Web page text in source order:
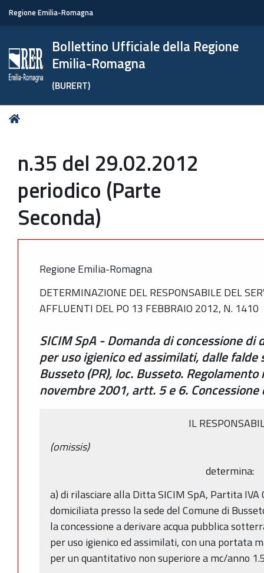
Regione Emilia-Romagna
Bollettino Ufficiale della Regione
Emilia-Romagna
(BURERT)
Tu
n.35 del 29.02.2012
periodico (Parte
Seconda)
Regione Emilia-Romagna
DETERMINAZIONE DEL RESPONSABILE DEL
AFFLUENTI DEL PO 13 FEBBRAIO 2012, N. 1410
SICIM SpA - Domanda di concessione
per uso igienico ed assimilati, dalle
Busseto (PR), loc. Busseto.
novembre 2001, artt. 5 e 6.
IL
(omissis)
determina:
a) di rilasciare alla Ditta SICIM SpA, Partita
domiciliata presso la sede del Comune di
la concessione a derivare acqua pubblica
per uso igienico ed assimilati, con una portata
per un quantitativo non superiore a mc/anno